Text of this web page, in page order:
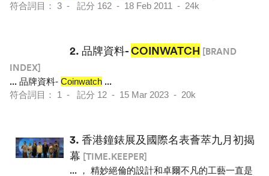
符合詞目： 3 - 記分 162 - 18 Feb 2011 - 24k
2. 品牌資料-COINWATCH [BRAND
INDEX]
... 品牌資料- Coinwatch ...
符合詞目： 1 - 記分 12 - 15 Mar 2023 - 20k
3. 香港鐘錶展及國際名表薈萃九月初揭
幕 [TIME.KEEPER]
... ， 精妙絕倫的設計和卓爾不凡的工藝一直是